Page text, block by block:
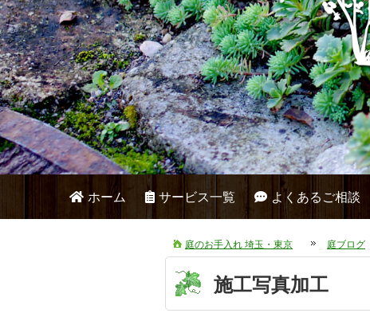
ホーム サービス一覧 よくあるご相談
庭のお手入れ 埼玉・東京 庭ブログ
施工写真加工